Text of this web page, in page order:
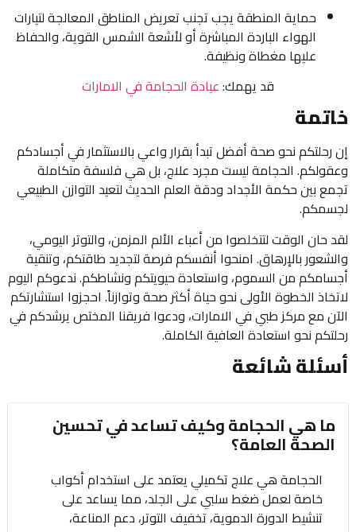
حماية المنطقة يجب تجنب تعريض المناطق المعالجة لتيارات
الهواء الباردة المباشرة أو لأشعة الشمس القوية، والحفاظ
عليها مغطاة ونظيفة.
قد يهمك:عيادة الحجامة في الامارات
خاتمة
إن رحلتكم نحو صحة أفضل تبدأ بقرار واعي بالاستثمار في أجسادكم
وعقولكم. الحجامة ليست مجرد علاج، بل هي فلسفة متكاملة
تجمع بين حكمة الأجداد ودقة العلم الحديث لتعيد التوازن الطبيعي
لجسمكم.
لقد حان الوقت لتتخلصوا من أعباء الألم المزمن، والتوتر اليومي،
والشعور بالإرهاق. امنحوا أنفسكم فرصة لتجديد طاقتكم، وتنقية
أجسامكم من السموم، واستعادة حيويتكم ونشاطكم. ندعوكم اليوم
لاتخاذ الخطوة الأولى نحو حياة أكثر صحة وتوازناً. احجزوا استشارتكم
الآن مع مركز طبي في الامارات، ودعوا فريقنا المختص يرشدكم في
رحلتكم نحو استعادة العافية الكاملة.
أسئلة شائعة
ما هي الحجامة وكيف تساعد في تحسين
الصحة العامة؟
الحجامة هي علاج تكميلي يعتمد على استخدام أكواب
خاصة لعمل ضغط سلبي على الجلد، مما يساعد على
تنشيط الدورة الدموية، تخفيف التوتر، دعم المناعة،